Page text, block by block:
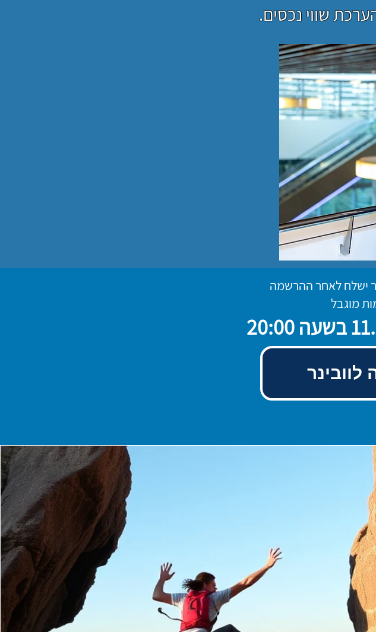
שווי נכסים.
ישלח לאחר ההרשמה
מוגבל
בשעה 20:00